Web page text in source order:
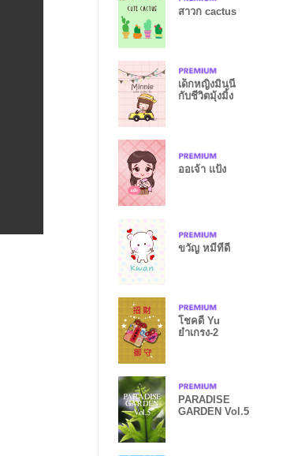
สาวก cactus
เด็กหญิงมินนี่
กับชีวิตมุ้งมิ้ง
ออเจ้า แป้ง
ขวัญ หมีที่ดี
โชคดี Yu
ยำเกรง-2
PARADISE
GARDEN Vol.5